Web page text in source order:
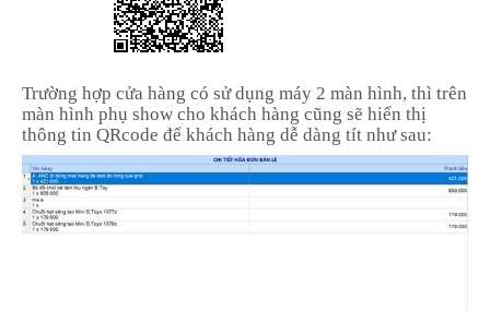
Trường hợp cửa hàng có sử dụng máy 2 màn hình, thì trên
màn hình phụ show cho khách hàng cũng sẽ hiển thị
thông tin QRcode để khách hàng dễ dàng tít như sau: